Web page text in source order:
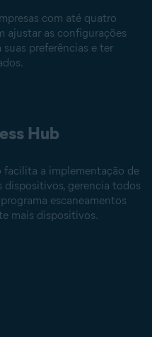
com até quatro
ajustar as configurações
preferências e ter
Hub
a implementação de
gerencia todos
escaneamentos
mais dispositivos.